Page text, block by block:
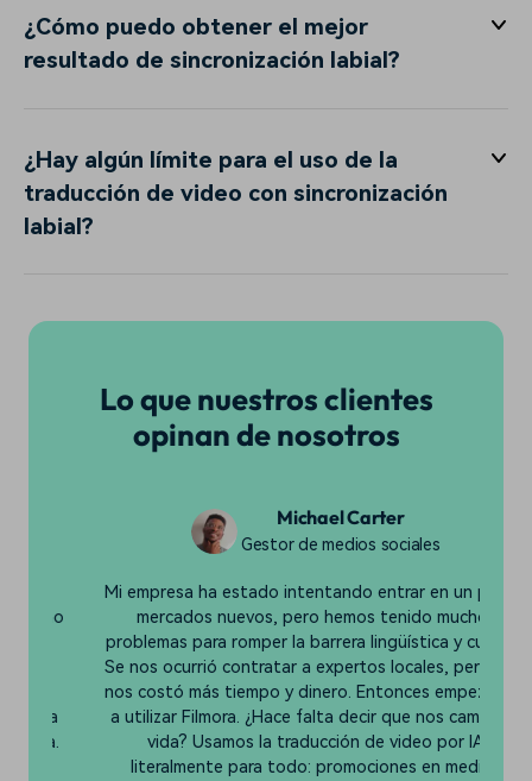
¿Cómo puedo obtener el mejor
resultado de sincronización labial?
¿Hay algún límite para el uso de la
traducción de video con sincronización
labial?
Lo que nuestros clientes
opinan de nosotros
Michael Carter
Gestor de medios sociales
Mi empresa ha estado intentando entrar en un par de
mercados nuevos, pero hemos tenido muchos
problemas para romper la barrera lingüística y cultural.
Se nos ocurrió contratar a expertos locales, pero solo
nos costó más tiempo y dinero. Entonces empezamos
a utilizar Filmora. ¿Hace falta decir que nos cambió la
vida? Usamos la traducción de video por IA
literalmente para todo: promociones en medios